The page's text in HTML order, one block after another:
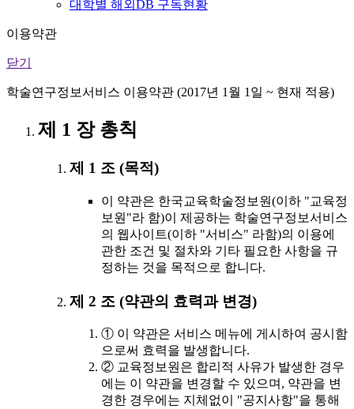
대학별 해외DB 구독현황
이용약관
닫기
학술연구정보서비스 이용약관 (2017년 1월 1일 ~ 현재 적용)
제 1 장 총칙
제 1 조 (목적)
이 약관은 한국교육학술정보원(이하 "교육정
보원"라 함)이 제공하는 학술연구정보서비스
의 웹사이트(이하 "서비스" 라함)의 이용에
관한 조건 및 절차와 기타 필요한 사항을 규
정하는 것을 목적으로 합니다.
제 2 조 (약관의 효력과 변경)
① 이 약관은 서비스 메뉴에 게시하여 공시함
으로써 효력을 발생합니다.
② 교육정보원은 합리적 사유가 발생한 경우
에는 이 약관을 변경할 수 있으며, 약관을 변
경한 경우에는 지체없이 "공지사항"을 통해